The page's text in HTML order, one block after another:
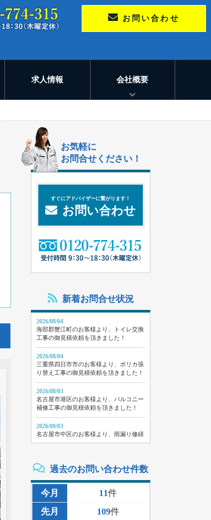
お問い合わせ
求人情報 会社概要
お気軽に
お問合せください！
すぐにアドバイザーに繋がります！
お問い合わせ
新着お問合せ状況
2026/08/04
海部郡蟹江町のお客様より、トイレ交換
工事の御見積依頼を頂きました！
2026/08/04
三重県四日市市のお客様より、ポリカ張
り替え工事の御見積依頼を頂きました！
2026/08/03
名古屋市港区のお客様より、バルコニー
補修工事の御見積依頼を頂きました！
2026/08/03
名古屋市中区のお客様より、雨漏り修繕
工事の御見積依頼を頂きました！
三重県いなべ市のお客様より、外壁その
頂きました！
2026/08/02
名古屋市名東区のお客様より、雨漏り補
過去のお問い合わせ件数
今月 11件
先月
109件